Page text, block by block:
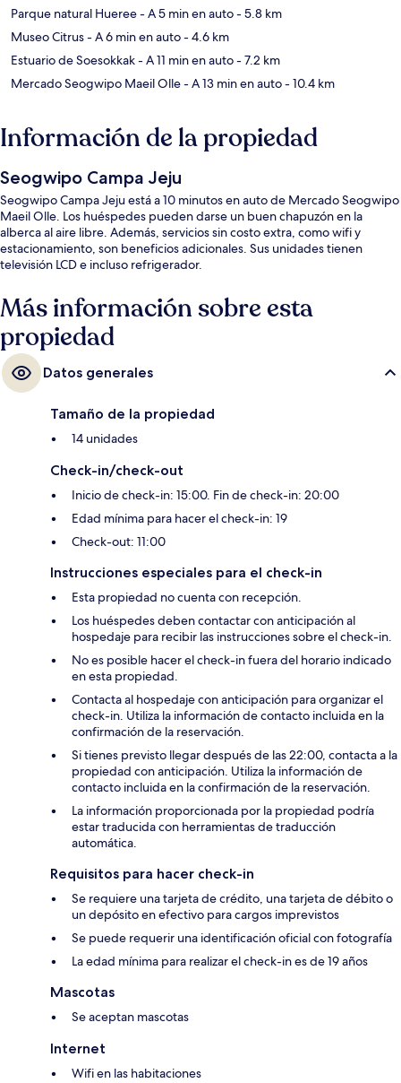
Parque natural Hueree- A 5 min en auto- 5.8 km
Museo Citrus- A 6 min en auto- 4.6 km
Estuario de Soesokkak- A 11 min en auto- 7.2 km
Mercado Seogwipo Maeil Olle- A 13 min en auto- 10.4 km
Información de la propiedad
Seogwipo Campa Jeju
Seogwipo Campa Jeju está a 10 minutos en auto de Mercado Seogwipo
Maeil Olle. Los huéspedes pueden darse un buen chapuzón en la
alberca al aire libre. Además, servicios sin costo extra, como wifi y
estacionamiento, son beneficios adicionales. Sus unidades tienen
televisión LCD e incluso refrigerador.
Más información sobre esta
propiedad
Datos generales
Tamaño de la propiedad
14 unidades
Check-in/check-out
Inicio de check-in: 15:00. Fin de check-in: 20:00
Edad mínima para hacer el check-in: 19
Check-out: 11:00
Instrucciones especiales para el check-in
Esta propiedad no cuenta con recepción.
Los huéspedes deben contactar con anticipación al
hospedaje para recibir las instrucciones sobre el check-in.
No es posible hacer el check-in fuera del horario indicado
en esta propiedad.
Contacta al hospedaje con anticipación para organizar el
check-in. Utiliza la información de contacto incluida en la
confirmación de la reservación.
Si tienes previsto llegar después de las 22:00, contacta a la
propiedad con anticipación. Utiliza la información de
contacto incluida en la confirmación de la reservación.
La información proporcionada por la propiedad podría
estar traducida con herramientas de traducción
automática.
Requisitos para hacer check-in
Se requiere una tarjeta de crédito, una tarjeta de débito o
un depósito en efectivo para cargos imprevistos
Se puede requerir una identificación oficial con fotografía
La edad mínima para realizar el check-in es de 19 años
Mascotas
Se aceptan mascotas
Internet
Wifi en las habitaciones